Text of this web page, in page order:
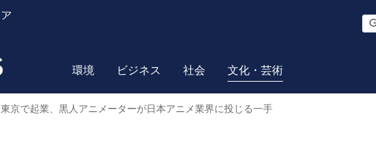
S
r
環境 ビジネス 社会 文化・芸術
東京で起業、黒人アニメーターが日本アニメ業界に投じる一手